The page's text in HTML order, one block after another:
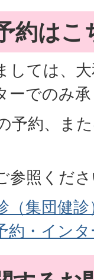
約はこ
しては、
ーでのみ
予約、ま
参照くだ
（集団健
約・イン